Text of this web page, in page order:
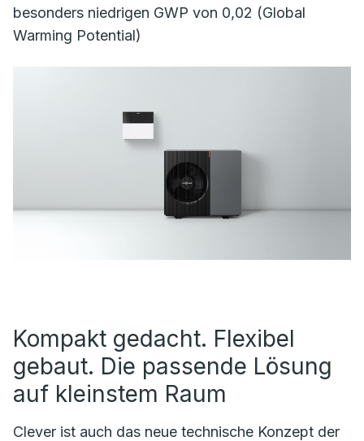
besonders niedrigen GWP von 0,02 (Global
Warming Potential)
Kompakt gedacht. Flexibel
gebaut. Die passende Lösung
auf kleinstem Raum
Clever ist auch das neue technische Konzept der